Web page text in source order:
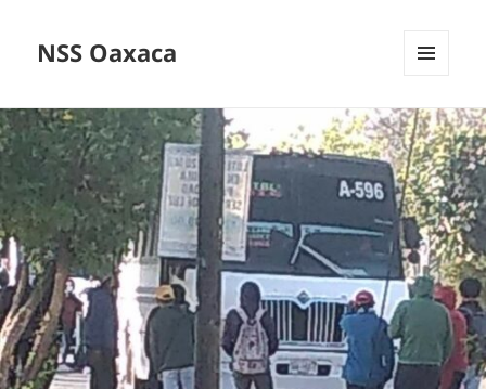
NSS Oaxaca
WIDGETS